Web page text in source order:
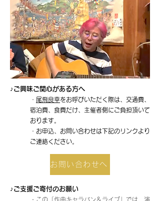
♪ご興味ご関心がある方へ
・ 尾飛良幸をお呼びいただく際は、交通費、
宿泊費、食費だけ、主催者側にご負担頂いて
おります。
・お申込、お問い合わせは下記のリンクより
ご連絡ください。
お問い合わせへ
♪ご支援ご寄付のお願い
・ この「作曲キャラバン＆ライブ」では、演